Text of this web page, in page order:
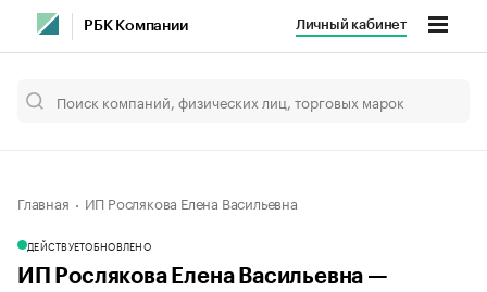
РБК Компании Личный кабинет
Главная ИП Рослякова Елена Васильевна
ДЕЙСТВУЕТОБНОВЛЕНО
ИП Рослякова Елена Васильевна —